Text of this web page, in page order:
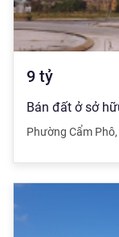
9 tỷ
Phường Cẩm Phô,